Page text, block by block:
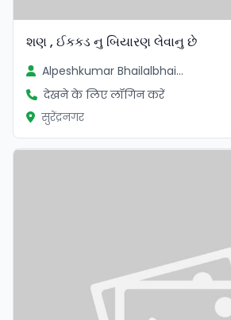
શણ , ઈકકડ નુ બિયારણ લેવાનુ છે
Alpeshkumar Bhailalbhai Mistry
देखने के लिए लॉगिन करें
सुरेंद्रनगर